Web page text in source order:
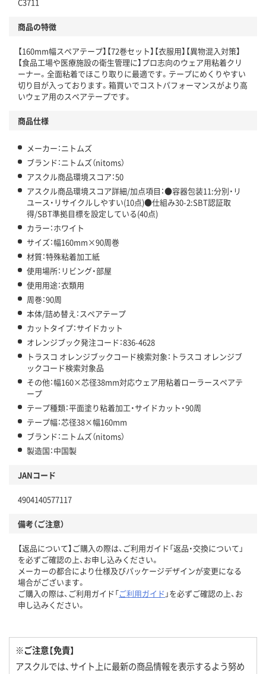
この商品の環境配慮ポイントです。下記商品詳細「
アスクル商品環境スコア詳細／加点項目
」で確認できます。
商品の特徴
【160mm幅スペアテープ】【72巻セット】【衣服用】【異物混入対策】
【食品工場や医療施設の衛生管理に】プロ志向のウェア用粘着クリ
ーナー。全面粘着でほこり取りに最適です。テープにめくりやすい
切り目が入っております。箱買いでコストパフォーマンスがより高
いウェア用のスペアテープです。
商品仕様
メーカー：ニトムズ
ブランド：ニトムズ（nitoms）
アスクル商品環境スコア：50
アスクル商品環境スコア詳細/加点項目：●容器包装11:分別・リ
ユース・リサイクルしやすい(10点)●仕組み30-2:SBT認証取
得/SBT準拠目標を設定している(40点)
カラー：ホワイト
サイズ：幅160mm×90周巻
材質：特殊粘着加工紙
使用場所：リビング・部屋
使用用途：衣類用
周巻：90周
本体/詰め替え：スペアテープ
カットタイプ：サイドカット
オレンジブック発注コード：836-4628
トラスコ オレンジブックコード検索対象：トラスコ オレンジブ
ックコード検索対象品
その他：幅160×芯径38mm対応ウェア用粘着ローラースペアテ
ープ
テープ種類：平面塗り粘着加工・サイドカット・90周
テープ幅：芯径38×幅160mm
ブランド：ニトムズ（nitoms）
製造国：中国製
JANコード
4904140577117
備考（ご注意）
【返品について】ご購入の際は、ご利用ガイド「返品・交換について」
を必ずご確認の上、お申し込みください。
メーカーの都合により仕様及びパッケージデザインが変更になる
場合がございます。
ご購入の際は、ご利用ガイド「ご利用ガイド 」を必ずご確認の上、お
申し込みください。
※ご注意【免責】
アスクルでは、サイト上に最新の商品情報を表示するよう努め